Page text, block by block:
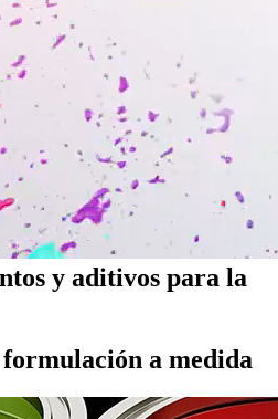
y aditivos para la
a medida